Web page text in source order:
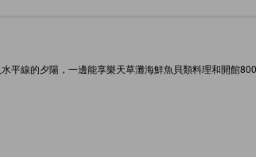
平線的夕陽，一邊能享樂天草灘海鮮魚貝類料理和開館